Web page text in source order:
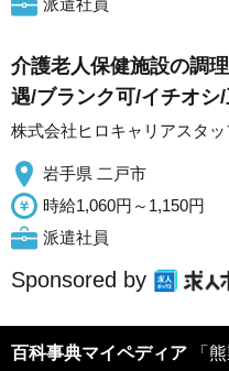
派遣社員
介護老人保健施設の調
遇/ブランク可/イチオシ/
株式会社ヒロキャリアスタッ
岩手県 二戸市
時給1,060円～1,150円
派遣社員
Sponsored by
百科事典マイペディア 「